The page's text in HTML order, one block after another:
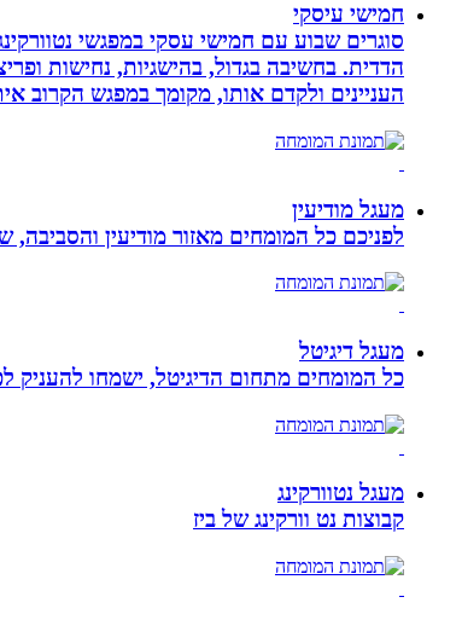
חמישי עיסקי
סוגרים שבוע עם חמישי עסקי במפגשי
הדדית. בחשיבה בגדול, בהישגיות, נחישות
העניינים ולקדם אותו, מקומך במפגש הקרוב
מעגל מודיעין
לפניכם כל המומחים מאזור מודיעין והסביבה,
מעגל דיגיטל
כל המומחים מתחום הדיגיטל, ישמחו להעניק
מעגל נטוורקינג
קבוצות נט וורקינג של ביז